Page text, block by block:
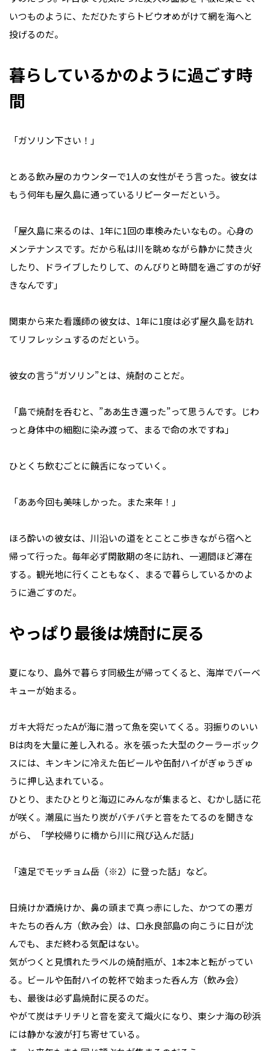
いつものように、ただひたすらトビウオめがけて網を海へと
投げるのだ。
暮らしているかのように過ごす時
間
「ガソリン下さい！」
とある飲み屋のカウンターで1人の女性がそう言った。彼女は
もう何年も屋久島に通っているリピーターだという。
「屋久島に来るのは、1年に1回の車検みたいなもの。心身の
メンテナンスです。だから私は川を眺めながら静かに焚き火
したり、ドライブしたりして、のんびりと時間を過ごすのが好
きなんです」
関東から来た看護師の彼女は、1年に1度は必ず屋久島を訪れ
てリフレッシュするのだという。
彼女の言う“ガソリン”とは、焼酎のことだ。
「島で焼酎を呑むと、”ああ生き還った”って思うんです。じわ
っと身体中の細胞に染み渡って、まるで命の水ですね」
ひとくち飲むごとに饒舌になっていく。
「ああ今回も美味しかった。また来年！」
ほろ酔いの彼女は、川沿いの道をとことこ歩きながら宿へと
帰って行った。毎年必ず閑散期の冬に訪れ、一週間ほど滞在
する。観光地に行くこともなく、まるで暮らしているかのよ
うに過ごすのだ。
やっぱり最後は焼酎に戻る
夏になり、島外で暮らす同級生が帰ってくると、海岸でバーベ
キューが始まる。
ガキ大将だったAが海に潜って魚を突いてくる。羽振りのいい
Bは肉を大量に差し入れる。氷を張った大型のクーラーボック
スには、キンキンに冷えた缶ビールや缶酎ハイがぎゅうぎゅ
うに押し込まれている。
ひとり、またひとりと海辺にみんなが集まると、むかし話に花
が咲く。潮風に当たり炭がバチバチと音をたてるのを聞きな
がら、「学校帰りに橋から川に飛び込んだ話」
「遠足でモッチョム岳（※2）に登った話」など。
日焼けか酒焼けか、鼻の頭まで真っ赤にした、かつての悪ガ
キたちの呑ん方（飲み会）は、口永良部島の向こうに日が沈
んでも、まだ終わる気配はない。
気がつくと見慣れたラベルの焼酎瓶が、1本2本と転がってい
る。ビールや缶酎ハイの乾杯で始まった呑ん方（飲み会）
も、最後は必ず島焼酎に戻るのだ。
やがて炭はチリチリと音を変えて熾火になり、東シナ海の砂浜
には静かな波が打ち寄せている。